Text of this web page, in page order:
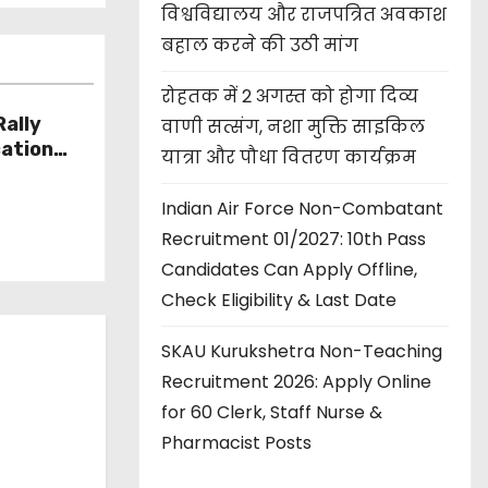
Centre
विश्वविद्यालय और राजपत्रित अवकाश
बहाल करने की उठी मांग
रोहतक में 2 अगस्त को होगा दिव्य
वाणी सत्संग, नशा मुक्ति साइकिल
यात्रा और पौधा वितरण कार्यक्रम
Indian Air Force Non-Combatant
Recruitment 01/2027: 10th Pass
Candidates Can Apply Offline,
Check Eligibility & Last Date
SKAU Kurukshetra Non-Teaching
Recruitment 2026: Apply Online
for 60 Clerk, Staff Nurse &
Pharmacist Posts